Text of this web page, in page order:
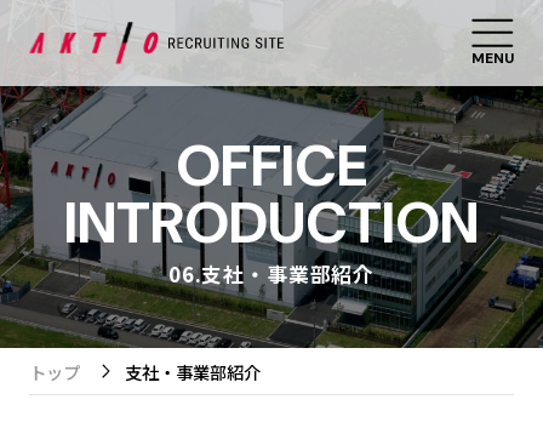
MENU
OFFICE
INTRODUCTION
06.支社・事業部紹介
トップ 支社・事業部紹介